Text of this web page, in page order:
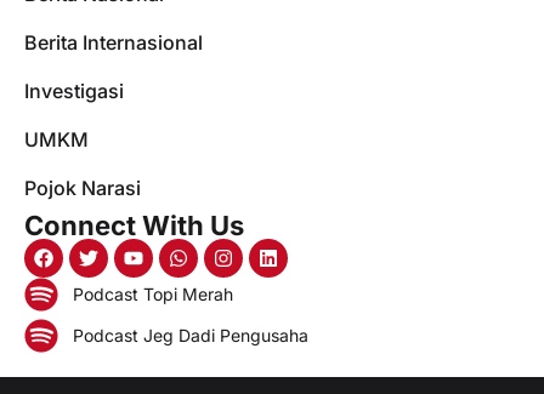
Berita Internasional
Investigasi
UMKM
Pojok Narasi
Connect With Us
Podcast Topi Merah
Podcast Jeg Dadi Pengusaha